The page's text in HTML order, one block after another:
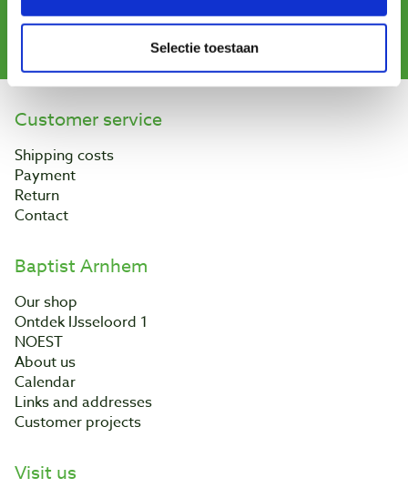
Selectie toestaan
Subscribe
Customer service
Shipping costs
Payment
Return
Contact
Baptist Arnhem
Our shop
Ontdek IJsseloord 1
NOEST
About us
Calendar
Links and addresses
Customer projects
Visit us